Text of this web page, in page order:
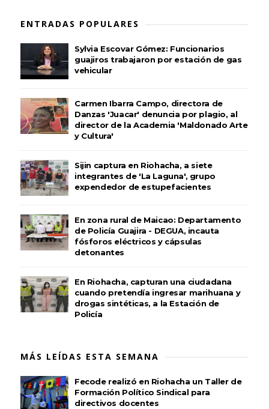
ENTRADAS POPULARES
Sylvia Escovar Gómez: Funcionarios
guajiros trabajaron por estación de gas
vehicular
Carmen Ibarra Campo, directora de
Danzas 'Juacar' denuncia por plagio, al
director de la Academia 'Maldonado Arte
y Cultura'
Sijin captura en Riohacha, a siete
integrantes de 'La Laguna', grupo
expendedor de estupefacientes
En zona rural de Maicao: Departamento
de Policía Guajira - DEGUA, incauta
fósforos eléctricos y cápsulas
detonantes
En Riohacha, capturan una ciudadana
cuando pretendía ingresar marihuana y
drogas sintéticas, a la Estación de
Policía
MÁS LEÍDAS ESTA SEMANA
Fecode realizó en Riohacha un Taller de
Formación Político Sindical para
directivos docentes